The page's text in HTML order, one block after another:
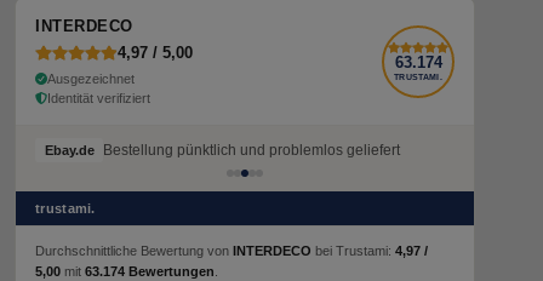
INTERDECO
4,97 / 5,00
Ausgezeichnet
Identität verifiziert
63.174
TRUSTAMI.
Ebay.de Bestellung pünktlich und problemlos geliefert
trustami.
Durchschnittliche Bewertung von INTERDECO bei Trustami: 4,97 /
5,00 mit 63.174 Bewertungen